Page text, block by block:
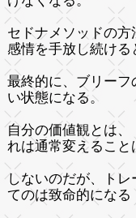
セドナメソッドの
感情を手放し続ける
最終的に、ブリー
い状態になる。
自分の価値観とは
れは通常変えること
しないのだが、ト
てのは致命的になる